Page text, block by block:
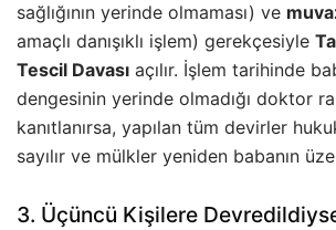
sağlığının yerinde olmaması) ve
amaçlı danışıklı işlem) gerekçesiyle
Tescil Davası açılır. İşlem tarihinde
dengesinin yerinde olmadığı doktor
kanıtlanırsa, yapılan tüm devirler
sayılır ve mülkler yeniden babanın
3. Üçüncü Kişilere